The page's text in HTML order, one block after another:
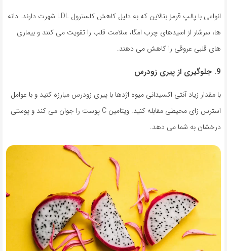
انواعی با پالپ قرمز بتالاین که به دلیل کاهش کلسترول LDL شهرت دارند. دانه
ها، سرشار از اسیدهای چرب امگا، سلامت قلب را تقویت می کنند و بیماری
های قلبی عروقی را کاهش می دهند.
9. جلوگیری از پیری زودرس
با مقدار زیاد آنتی اکسیدانی میوه اژدها با پیری زودرس مبارزه کنید و با عوامل
استرس زای محیطی مقابله کنید. ویتامین C پوست را جوان می کند و پوستی
درخشان به شما می دهد.